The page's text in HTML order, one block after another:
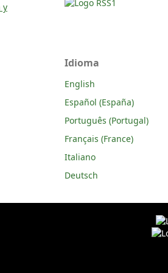
y
Idioma
English
Español (España)
Português (Portugal)
Français (France)
Italiano
Deutsch